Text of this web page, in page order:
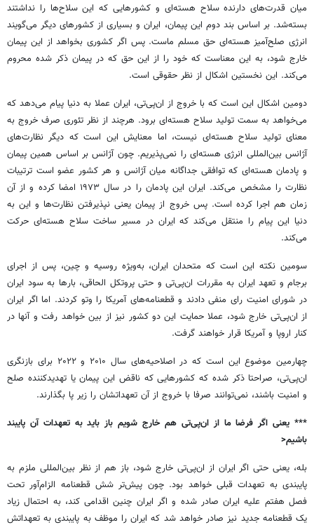
میان قدرت‌های دارنده سلاح هسته‌ای و کشورهایی که این سلاح‌ها را نداشتند
بسته‌شد. بر اساس بند دوم این پیمان، ایران و بسیاری از کشورهای دیگر می‌گویند
انرژی صلح‌آمیز هسته‌ای حق مسلم ماست. پس اگر کشوری بخواهد از این پیمان
خارج شود، به این معناست که خود را از این حق که در پیمان ذکر شده محروم
می‌کند. این نخستین اشکال از نظر حقوقی است.
دومین اشکال این است که با خروج از ان‌پی‌تی، ایران عملا به دنیا پیام می‌دهد که
می‌خواهد به سمت تولید سلاح هسته‌ای برود. هرچند از نظر تئوری صرف خروج به
معنای تولید سلاح هسته‌ای نیست، اما معنایش این است که دیگر نظارت‌های
آژانس بین‌المللی انرژی هسته‌ای را نمی‌پذیریم. چون آژانس بر اساس همین پیمان
و پادمان هسته‌ای که توافقی جداگانه میان آژانس و هر کشور عضو است ترتیبات
نظارت را مشخص می‌کند. ایران این پادمان را در سال ۱۹۷۳ امضا کرده و از آن
زمان هم اجرا کرده است. پس خروج از پیمان یعنی نپذیرفتن نظارت‌ها و این به
دنیا این پیام را منتقل می‌کند که ایران در مسیر ساخت سلاح هسته‌ای حرکت
می‌کند.
سومین نکته این است که متحدان ایران، به‌ویژه روسیه و چین، پس از اجرای
برجام و تعهد ایران به مقررات ان‌پی‌تی و حتی پروتکل الحاقی، بارها به سود ایران
در شورای امنیت رای منفی دادند و قطعنامه‌های آمریکا را وتو کردند. اما اگر ایران
از ان‌پی‌تی خارج شود، عملا حمایت این دو کشور نیز از بین خواهد رفت و آنها در
کنار اروپا و آمریکا قرار خواهند گرفت.
چهارمین موضوع این است که در اصلاحیه‌های سال ۲۰۱۰ و ۲۰۲۲ برای بازنگری
ان‌پی‌تی، صراحتا ذکر شده که کشورهایی که ناقض این پیمان یا تهدیدکننده صلح
و امنیت باشند، نمی‌توانند صرفا با خروج از آن تعهداتشان را زیر پا بگذارند.
*** یعنی اگر فرضا ما از ان‌پی‌تی هم خارج شویم باز باید به تعهدات آن پایبند
باشیم<
بله، یعنی حتی اگر ایران از ان‌پی‌تی خارج شود، باز هم از نظر بین‌المللی ملزم به
پایبندی به تعهدات قبلی خواهد بود. چون پیش‌تر شش قطعنامه الزام‌آور تحت
فصل هفتم علیه ایران صادر شده و اگر ایران چنین اقدامی کند، به احتمال زیاد
یک قطعنامه جدید نیز صادر خواهد شد که ایران را موظف به پایبندی به تعهداتش